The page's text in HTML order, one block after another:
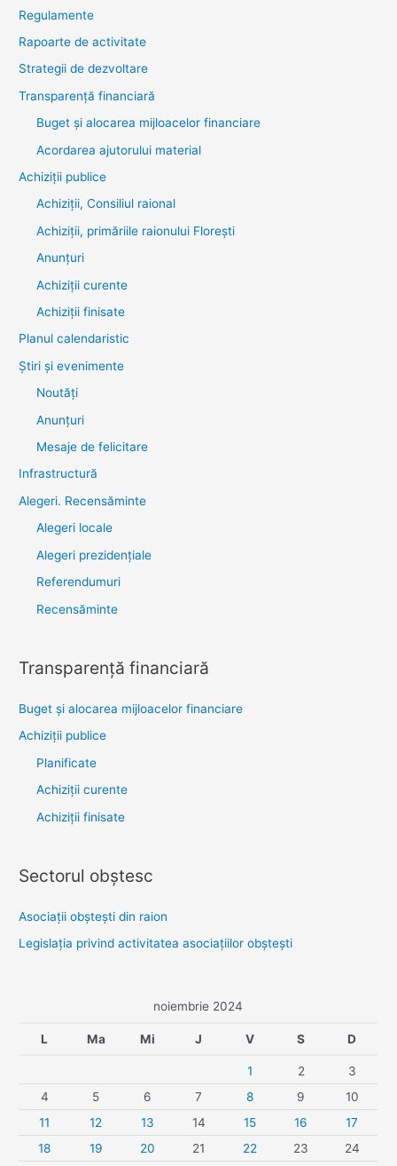
Regulamente
Rapoarte de activitate
Strategii de dezvoltare
Transparenţă financiară
Buget și alocarea mijloacelor financiare
Acordarea ajutorului material
Achiziţii publice
Achiziții, Consiliul raional
Achiziții, primăriile raionului Florești
Anunțuri
Achiziții curente
Achiziții finisate
Planul calendaristic
Știri şi evenimente
Noutăţi
Anunţuri
Mesaje de felicitare
Infrastructură
Alegeri. Recensăminte
Alegeri locale
Alegeri prezidențiale
Referendumuri
Recensăminte
Transparenţă financiară
Buget și alocarea mijloacelor financiare
Achiziţii publice
Planificate
Achiziții curente
Achiziții finisate
Sectorul obştesc
Asociaţii obşteşti din raion
Legislaţia privind activitatea asociaţiilor obşteşti
noiembrie 2024
L Ma Mi J V S D
1 2
3
4
5 6 7 8 9
10
11
12 13 14 15 16
17
18
19 20 21 22 23 24